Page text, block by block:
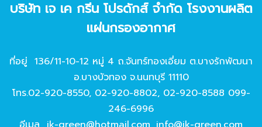
บริษัท เจ เค กรีน โปรดักส์ จํากัด โรงงานผลิต
แผ่นกรองอากาศ
ที่อยู่ 136/11-10-12 หมู่ 4 ถ.จันทร์ทองเอี่ยม ต.บางรักพัฒนา
อ.บางบัวทอง จ.นนทบุรี 11110
โทร.02-920-8550, 02-920-8802, 02-920-8588 099-
246-6996